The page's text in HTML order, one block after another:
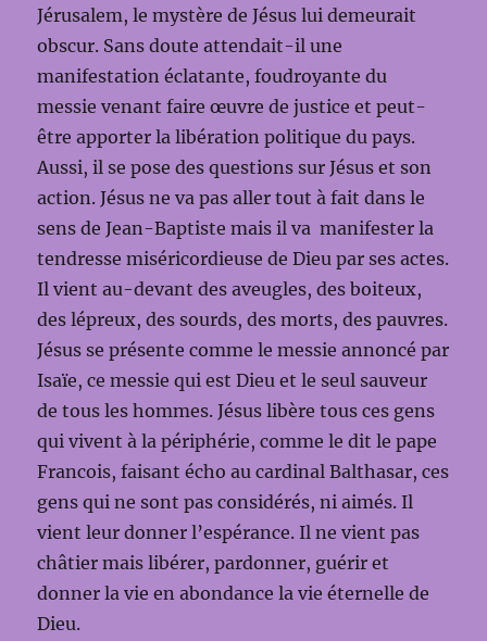
Jérusalem, le mystère de Jésus lui demeurait
obscur. Sans doute attendait-il une
manifestation éclatante, foudroyante du
messie venant faire œuvre de justice et peut-
être apporter la libération politique du pays.
Aussi, il se pose des questions sur Jésus et son
action. Jésus ne va pas aller tout à fait dans le
sens de Jean-Baptiste mais il va manifester la
tendresse miséricordieuse de Dieu par ses actes.
Il vient au-devant des aveugles, des boiteux,
des lépreux, des sourds, des morts, des pauvres.
Jésus se présente comme le messie annoncé par
Isaïe, ce messie qui est Dieu et le seul sauveur
de tous les hommes. Jésus libère tous ces gens
qui vivent à la périphérie, comme le dit le pape
Francois, faisant écho au cardinal Balthasar, ces
gens qui ne sont pas considérés, ni aimés. Il
vient leur donner l’espérance. Il ne vient pas
châtier mais libérer, pardonner, guérir et
donner la vie en abondance la vie éternelle de
Dieu.